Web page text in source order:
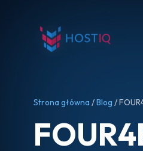
Strona główna /Blog /